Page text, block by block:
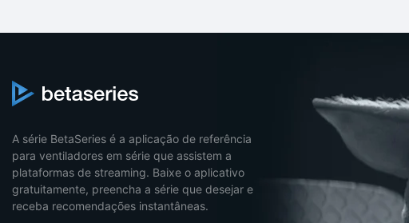
A série BetaSeries é a aplicação de referência
para ventiladores em série que assistem a
plataformas de streaming. Baixe o aplicativo
gratuitamente, preencha a série que desejar e
receba recomendações instantâneas.